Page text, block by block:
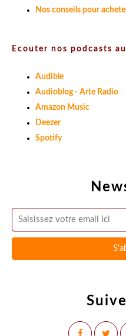
Nos conseils pour
Ecouter nos podcasts
Audible
Audioblog - Arte Radio
Amazon Music
Deezer
Spotify